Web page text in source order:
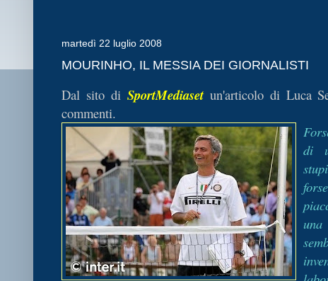
martedì 22 luglio 2008
MOURINHO, IL MESSIA DEI GIORNALISTI
Dal sito di SportMediaset un'articolo di Luca
commenti.
di